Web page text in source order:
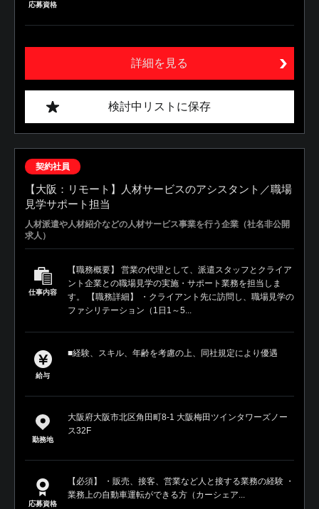
応募資格
詳細を見る
検討中リストに保存
契約社員
【大阪：リモート】人材サービスのアシスタント／職場
見学サポート担当
人材派遣や人材紹介などの人材サービス事業を行う企業（社名非公開
求人）
仕事内容
【職務概要】 営業の代理として、派遣スタッフとクライア
ント企業との職場見学の実施・サポート業務を担当しま
す。 【職務詳細】 ・クライアント先に訪問し、職場見学の
ファシリテーション（1日1～5...
給与
■経験、スキル、年齢を考慮の上、同社規定により優遇
勤務地
大阪府大阪市北区角田町8-1 大阪梅田ツインタワーズノー
ス32F
応募資格
【必須】 ・販売、接客、営業など人と接する業務の経験 ・
業務上の自動車運転ができる方（カーシェア...